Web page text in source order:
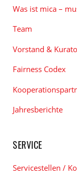
Was ist mica –
Team
Vorstand &
Fairness Codex
Jahresberichte
SERVICE
Servicestellen /